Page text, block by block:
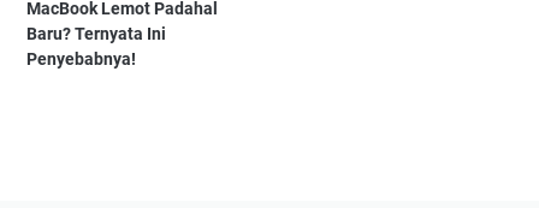
MacBook Lemot Padahal
Baru? Ternyata Ini
Penyebabnya!